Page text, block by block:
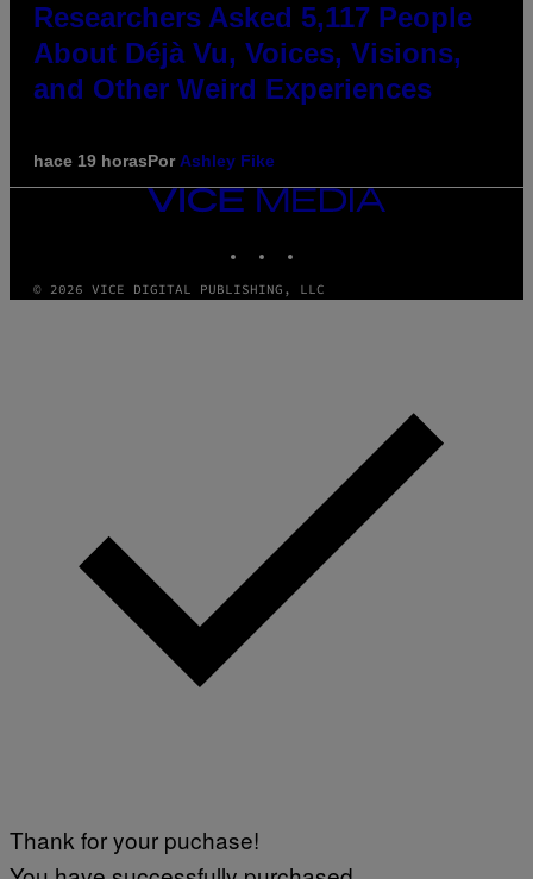
Researchers Asked 5,117 People
About Déjà Vu, Voices, Visions,
and Other Weird Experiences
hace 19 horasPorAshley Fike
VICE
MEDIA
© 2026 VICE DIGITAL PUBLISHING, LLC
Thank for your puchase!